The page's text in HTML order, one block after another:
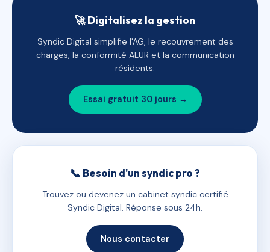
🚀 Digitalisez la gestion
Syndic Digital simplifie l'AG, le recouvrement des
charges, la conformité ALUR et la communication
résidents.
Essai gratuit 30 jours →
📞 Besoin d'un syndic pro ?
Trouvez ou devenez un cabinet syndic certifié
Syndic Digital. Réponse sous 24h.
Nous contacter